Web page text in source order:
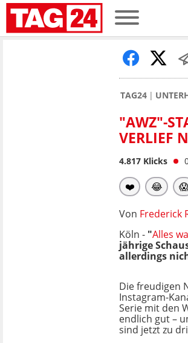
TAG24
"AWZ"-
VERLIEF
4.817 Klicks
❤️ 😂
Von Frederick
Köln - "Alles
jährige
allerdings
Die freudigen
Instagram-
Serie mit den
endlich gut –
sind jetzt zu